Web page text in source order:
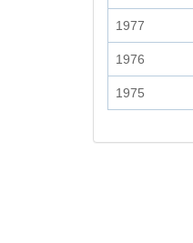
1977
1976
1975